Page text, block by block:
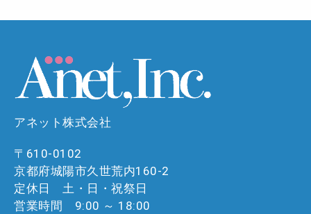
アネット株式会社
〒610-0102
京都府城陽市久世荒内160-2
定休日 土・日・祝祭日
営業時間 9:00 ～ 18:00